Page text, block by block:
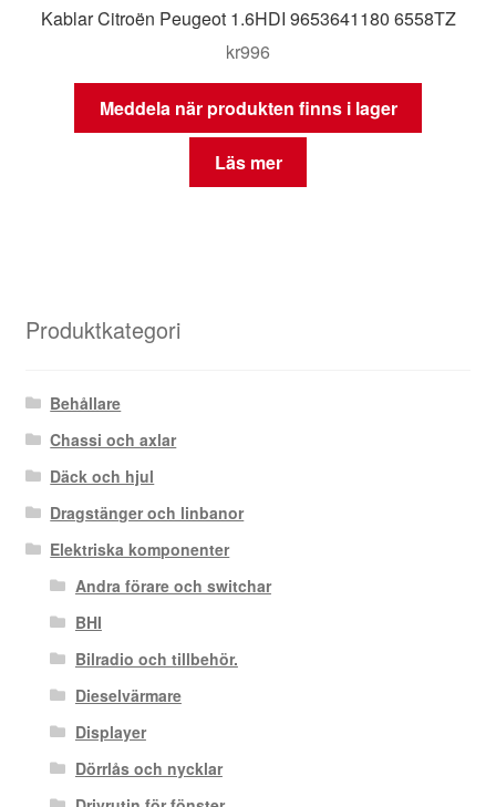
Kablar Citroën Peugeot 1.6HDI 9653641180 6558TZ
kr996
Meddela när produkten finns i lager
Läs mer
Produktkategori
Behållare
Chassi och axlar
Däck och hjul
Dragstänger och linbanor
Elektriska komponenter
Andra förare och switchar
BHI
Bilradio och tillbehör.
Dieselvärmare
Displayer
Dörrlås och nycklar